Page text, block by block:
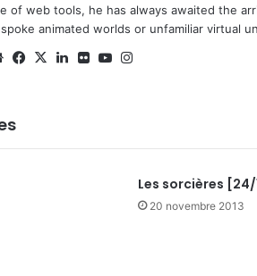
of web tools, he has always awaited the
animated worlds or unfamiliar virtual
We Fa
X
Lin Fli Yo
Les sorcières [24/
20 novembre 2013